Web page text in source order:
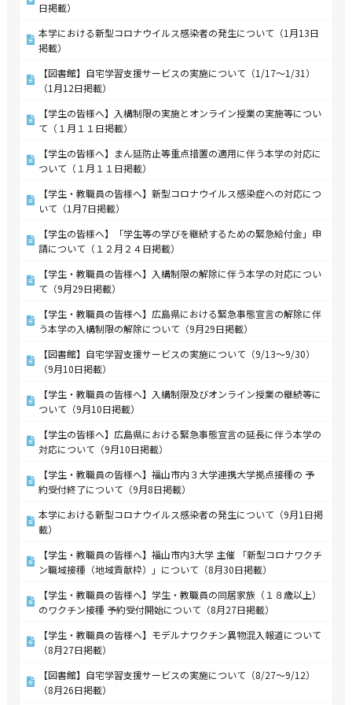
日掲載）
本学における新型コロナウイルス感染者の発生について（1月13日
掲載）
【図書館】自宅学習支援サービスの実施について（1/17～1/31）
（1月12日掲載）
【学生の皆様へ】入構制限の実施とオンライン授業の実施等につい
て（１月１１日掲載）
【学生の皆様へ】まん延防止等重点措置の適用に伴う本学の対応に
ついて（１月１１日掲載）
【学生・教職員の皆様へ】新型コロナウイルス感染症への対応につ
いて（1月7日掲載）
【学生の皆様へ】「学生等の学びを継続するための緊急給付金」申
請について（１２月２４日掲載）
【学生・教職員の皆様へ】入構制限の解除に伴う本学の対応につい
て（9月29日掲載）
【学生・教職員の皆様へ】広島県における緊急事態宣言の解除に伴
う本学の入構制限の解除について（9月29日掲載）
【図書館】自宅学習支援サービスの実施について（9/13～9/30）
（9月10日掲載）
【学生・教職員の皆様へ】入構制限及びオンライン授業の継続等に
ついて（9月10日掲載）
【学生の皆様へ】広島県における緊急事態宣言の延長に伴う本学の
対応について（9月10日掲載）
【学生・教職員の皆様へ】福山市内３大学連携大学拠点接種の 予
約受付終了について（9月8日掲載）
本学における新型コロナウイルス感染者の発生について（9月1日掲
載）
【学生・教職員の皆様へ】福山市内3大学 主催 「新型コロナワクチ
ン職域接種（地域貢献枠）」について（8月30日掲載）
【学生・教職員の皆様へ】学生・教職員の同居家族（１８歳以上）
のワクチン接種 予約受付開始について（8月27日掲載）
【学生・教職員の皆様へ】モデルナワクチン異物混入報道について
（8月27日掲載）
【図書館】自宅学習支援サービスの実施について（8/27～9/12）
（8月26日掲載）